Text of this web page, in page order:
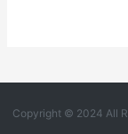
Copyright © 2024 All